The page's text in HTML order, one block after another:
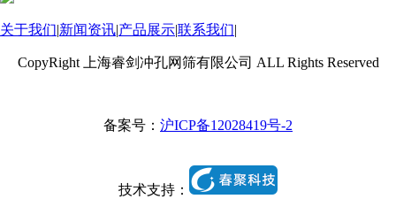
关于我们|新闻资讯|产品展示|联系我们|
CopyRight 上海睿剑冲孔网筛有限公司 ALL Rights Reserved
备案号： 沪ICP备12028419号-2
技术支持：